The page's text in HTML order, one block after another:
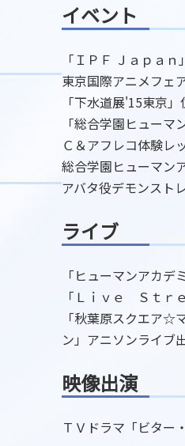
イベント
「ＩＰＦ Ｊａｐａ
東京国際アニメフェ
「下水道展'15東京
「総合学園ヒュー
Ｃ＆アフレコ体験レ
総合学園ヒューマン
アバタ役デモンスト
ライブ
「ヒューマンアカ
「Ｌｉｖｅ Ｓｔｒ
「秋葉原スクエア☆
ン」アニソンライブ
映像出演
ＴＶドラマ「ビター